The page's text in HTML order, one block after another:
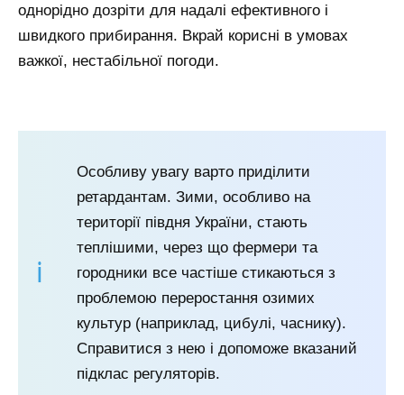
однорідно дозріти для надалі ефективного і
швидкого прибирання. Вкрай корисні в умовах
важкої, нестабільної погоди.
Особливу увагу варто приділити
ретардантам. Зими, особливо на
території півдня України, стають
теплішими, через що фермери та
городники все частіше стикаються з
проблемою переростання озимих
культур (наприклад, цибулі, часнику).
Справитися з нею і допоможе вказаний
підклас регуляторів.